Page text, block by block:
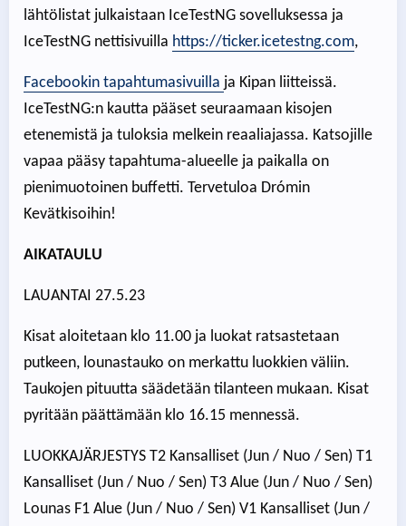
lähtölistat julkaistaan IceTestNG sovelluksessa ja
IceTestNG nettisivuilla https://ticker.icetestng.com,
Facebookin tapahtumasivuilla ja Kipan liitteissä.
IceTestNG:n kautta pääset seuraamaan kisojen
etenemistä ja tuloksia melkein reaaliajassa. Katsojille
vapaa pääsy tapahtuma-alueelle ja paikalla on
pienimuotoinen buffetti. Tervetuloa Drómin
Kevätkisoihin!
AIKATAULU
LAUANTAI 27.5.23
Kisat aloitetaan klo 11.00 ja luokat ratsastetaan
putkeen, lounastauko on merkattu luokkien väliin.
Taukojen pituutta säädetään tilanteen mukaan. Kisat
pyritään päättämään klo 16.15 mennessä.
LUOKKAJÄRJESTYS T2 Kansalliset (Jun / Nuo / Sen) T1
Kansalliset (Jun / Nuo / Sen) T3 Alue (Jun / Nuo / Sen)
Lounas F1 Alue (Jun / Nuo / Sen) V1 Kansalliset (Jun /